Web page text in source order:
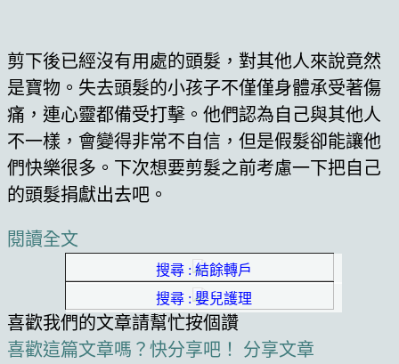
剪下後已經沒有用處的頭髮，對其他人來說竟然
是寶物。失去頭髮的小孩子不僅僅身體承受著傷
痛，連心靈都備受打擊。他們認為自己與其他人
不一樣，會變得非常不自信，但是假髮卻能讓他
們快樂很多。下次想要剪髮之前考慮一下把自己
的頭髮捐獻出去吧。
閱讀全文
搜尋 : 結餘轉戶
搜尋 : 嬰兒護理
喜歡我們的文章請幫忙按個讚
喜歡這篇文章嗎？快分享吧！
分享文章